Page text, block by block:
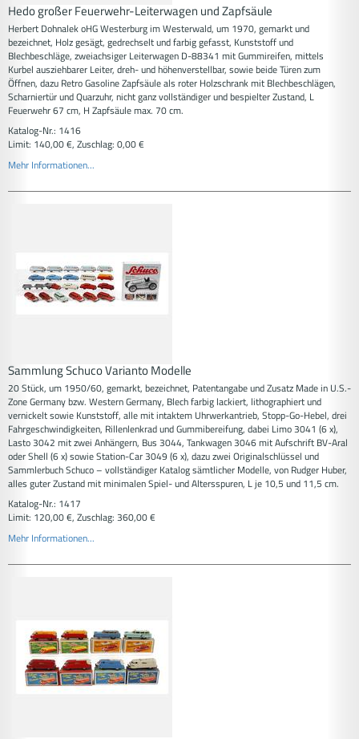
Hedo großer Feuerwehr-Leiterwagen und Zapfsäule
Herbert Dohnalek oHG Westerburg im Westerwald, um 1970, gemarkt und
bezeichnet, Holz gesägt, gedrechselt und farbig gefasst, Kunststoff und
Blechbeschläge, zweiachsiger Leiterwagen D-88341 mit Gummireifen, mittels
Kurbel ausziehbarer Leiter, dreh- und höhenverstellbar, sowie beide Türen zum
Öffnen, dazu Retro Gasoline Zapfsäule als roter Holzschrank mit Blechbeschlägen,
Scharniertür und Quarzuhr, nicht ganz vollständiger und bespielter Zustand, L
Feuerwehr 67 cm, H Zapfsäule max. 70 cm.
Katalog-Nr.: 1416
Limit: 140,00 €, Zuschlag: 0,00 €
Mehr Informationen...
Sammlung Schuco Varianto Modelle
20 Stück, um 1950/60, gemarkt, bezeichnet, Patentangabe und Zusatz Made in U.S.-
Zone Germany bzw. Western Germany, Blech farbig lackiert, lithographiert und
vernickelt sowie Kunststoff, alle mit intaktem Uhrwerkantrieb, Stopp-Go-Hebel, drei
Fahrgeschwindigkeiten, Rillenlenkrad und Gummibereifung, dabei Limo 3041 (6 x),
Lasto 3042 mit zwei Anhängern, Bus 3044, Tankwagen 3046 mit Aufschrift BV-Aral
oder Shell (6 x) sowie Station-Car 3049 (6 x), dazu zwei Originalschlüssel und
Sammlerbuch Schuco – vollständiger Katalog sämtlicher Modelle, von Rudger Huber,
alles guter Zustand mit minimalen Spiel- und Altersspuren, L je 10,5 und 11,5 cm.
Katalog-Nr.: 1417
Limit: 120,00 €, Zuschlag: 360,00 €
Mehr Informationen...